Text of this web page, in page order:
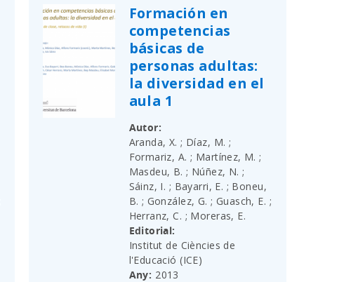
Formación en
competencias
básicas de
personas adultas:
la diversidad en el
aula 1
Autor
Aranda, X. ; Díaz, M. ;
Formariz, A. ; Martínez, M. ;
Masdeu, B. ; Núñez, N. ;
Sáinz, I. ; Bayarri, E. ; Boneu,
B. ; González, G. ; Guasch, E. ;
Herranz, C. ; Moreras, E.
Editorial
Institut de Ciències de
l'Educació (ICE)
Any 2013